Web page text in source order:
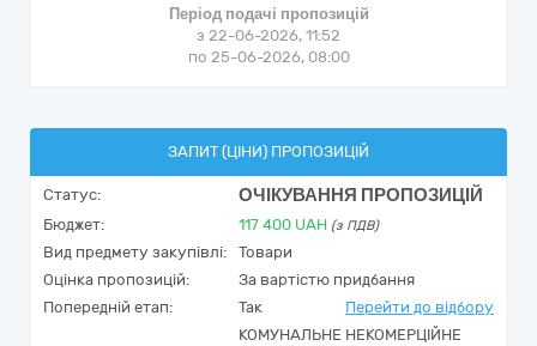
Період подачі пропозицій
з 22-06-2026, 11:52
по 25-06-2026, 08:00
ЗАПИТ (ЦІНИ) ПРОПОЗИЦІЙ
Статус: ОЧІКУВАННЯ ПРОПОЗИЦІЙ
Бюджет: 117 400 UAH (з ПДВ)
Вид предмету закупівлі:
Товари
Оцінка пропозицій:
За вартістю придбання
Попередній етап:
Так Перейти до відбору
КОМУНАЛЬНЕ НЕКОМЕРЦІЙНЕ